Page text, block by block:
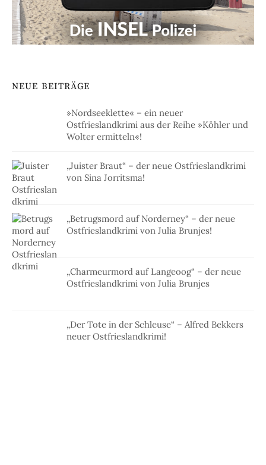
NEUE BEITRÄGE
»Nordseeklette« – ein neuer
Ostfrieslandkrimi aus der Reihe »Köhler und
Wolter ermitteln«!
„Juister Braut“ – der neue Ostfrieslandkrimi
von Sina Jorritsma!
„Betrugsmord auf Norderney“ – der neue
Ostfrieslandkrimi von Julia Brunjes!
„Charmeurmord auf Langeoog“ – der neue
Ostfrieslandkrimi von Julia Brunjes
„Der Tote in der Schleuse“ – Alfred Bekkers
neuer Ostfrieslandkrimi!